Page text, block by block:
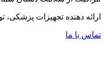
ارائه دهنده تجهیزات
تماس با ما